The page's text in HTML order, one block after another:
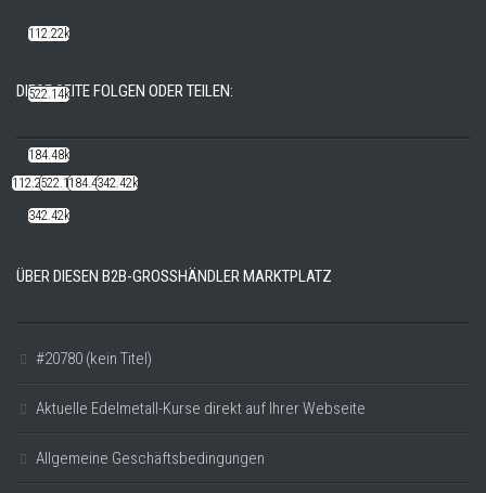
DIESE SEITE FOLGEN ODER TEILEN:
112.22k522.14k184.48k342.42k
ÜBER DIESEN B2B-GROSSHÄNDLER MARKTPLATZ
#20780 (kein Titel)
Aktuelle Edelmetall-Kurse direkt auf Ihrer Webseite
Allgemeine Geschäftsbedingungen
112.22k
522.14k
184.48k
342.42k